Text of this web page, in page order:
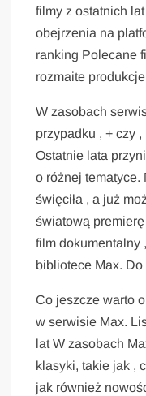
filmy z ostatnich
obejrzenia na
ranking Polecane
rozmaite
W zasobach
przypadku , + czy
Ostatnie lata
o różnej
święciła , a już
światową
film dokumentalny
bibliotece Max. Do
Co jeszcze warto
w serwisie Max.
lat W zasobach
klasyki, takie jak ,
jak również